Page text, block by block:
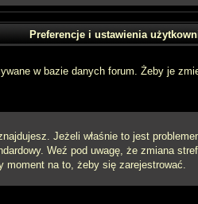
Preferencje i ustawienia
w bazie danych forum. Żeby je
Jeżeli właśnie to jest
Weź pod uwagę, że zmiana
moment na to, żeby się zarejestrować.